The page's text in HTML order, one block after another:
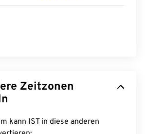
Zeitzonen
kann IST in diese anderen